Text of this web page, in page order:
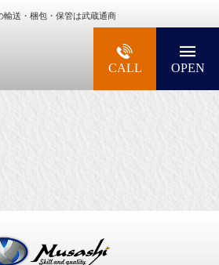
輸送・梱包・保管は武蔵通商
精密機械・美術品・高級楽器の梱包・輸送
CALL OPEN